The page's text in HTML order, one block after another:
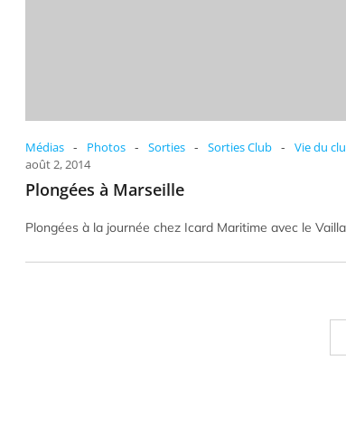
Médias - Photos - Sorties - Sorties Club -
Vie du
août 2, 2014
Plongées à Marseille
Plongées à la journée chez Icard Maritime avec le